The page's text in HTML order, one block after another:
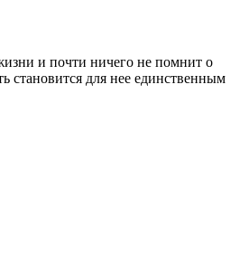
и почти ничего не помнит о
становится для нее единственным